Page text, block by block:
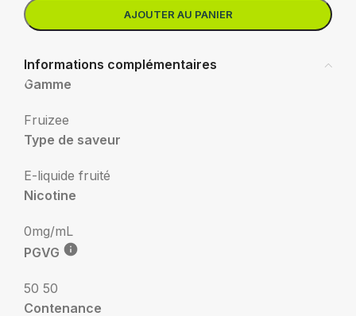
AJOUTER AU PANIER
Informations complémentaires
Gamme
Fruizee
Type de saveur
E-liquide fruité
Nicotine
0mg/mL
PGVG
50 50
Contenance